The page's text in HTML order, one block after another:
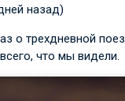
назад)
о трехдневной
что мы видели.